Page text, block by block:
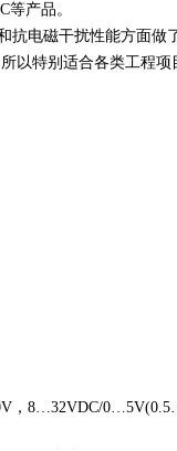
等产品。
抗电磁干扰性能方面
以特别适合各类工程
， 8…32VDC/